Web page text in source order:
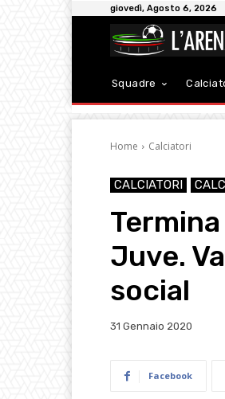
giovedì, Agosto 6, 2026
Squadre
Home Calciatori
CALCIATORI
Juve.
social
31 Gennaio 2020
Facebook